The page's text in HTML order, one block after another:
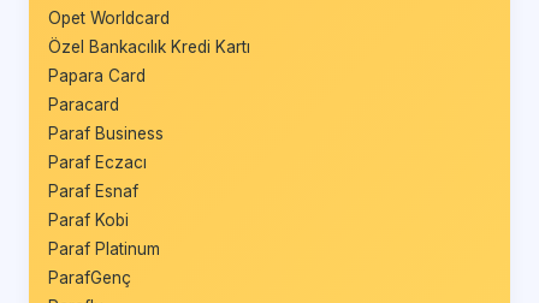
Opet Worldcard
Özel Bankacılık Kredi Kartı
Papara Card
Paracard
Paraf Business
Paraf Eczacı
Paraf Esnaf
Paraf Kobi
Paraf Platinum
ParafGenç